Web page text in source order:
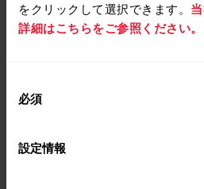
をクリックして選択できます。
詳細はこちらをご参照ください。
必須
設定情報
広告 (Facebook)
fr